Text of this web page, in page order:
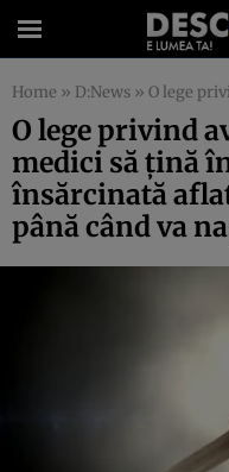
Home » D:News » O lege privind avortul îi
O lege privind
medici să țină
însărcinată
până când va